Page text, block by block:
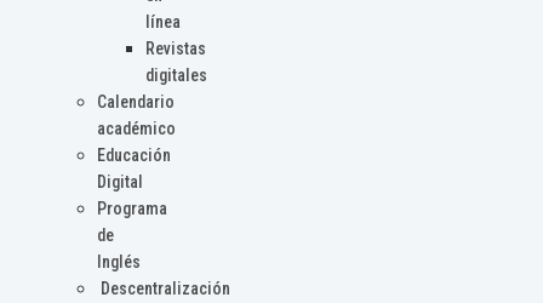
línea
Revistas
digitales
Calendario
académico
Educación
Digital
Programa
de
Inglés
Descentralización